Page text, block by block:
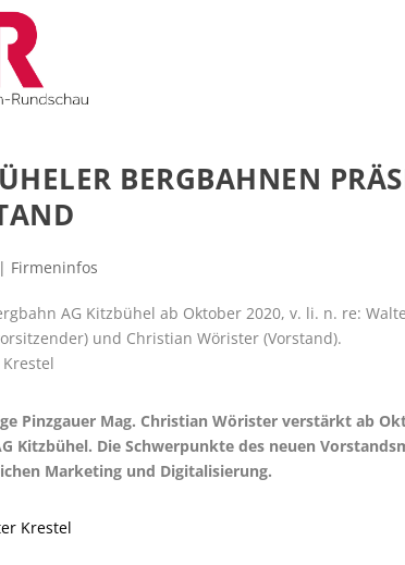
BERGBAHNEN
| Firmeninfos
AG Kitzbühel ab Oktober 2020, v. li. n. re:
und Christian Wörister (Vorstand).
Pinzgauer Mag. Christian Wörister verstärkt ab
Kitzbühel. Die Schwerpunkte des neuen
Marketing und Digitalisierung.